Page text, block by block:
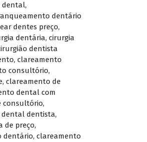
dental,
dentário
dentes preço,
dentária, cirurgia
dentista
, clareamento
consultório,
, clareamento de
dental com
consultório,
dentista,
de preço,
dentário, clareamento